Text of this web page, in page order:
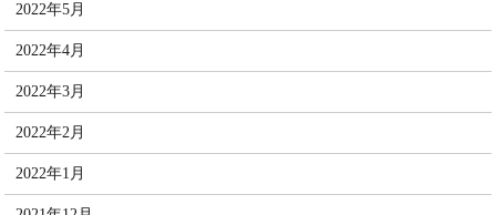
2022年5月
2022年4月
2022年3月
2022年2月
2022年1月